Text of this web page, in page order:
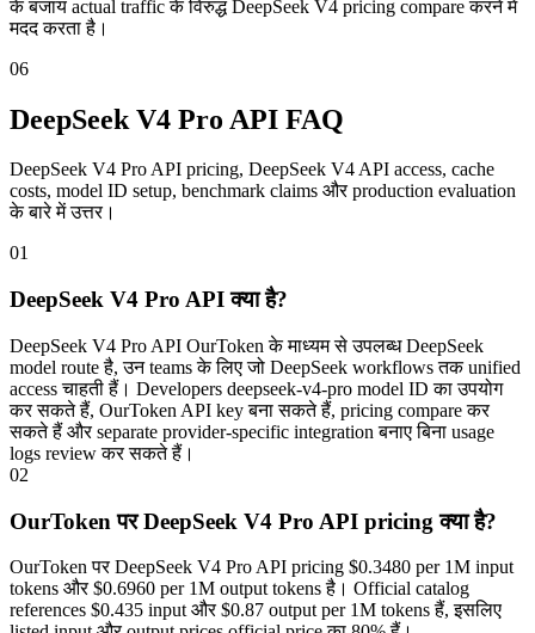
के बजाय actual traffic के विरुद्ध DeepSeek V4 pricing compare करने में
मदद करता है।
06
DeepSeek V4 Pro API FAQ
DeepSeek V4 Pro API pricing, DeepSeek V4 API access, cache
costs, model ID setup, benchmark claims और production evaluation
के बारे में उत्तर।
01
DeepSeek V4 Pro API क्या है?
DeepSeek V4 Pro API OurToken के माध्यम से उपलब्ध DeepSeek
model route है, उन teams के लिए जो DeepSeek workflows तक unified
access चाहती हैं। Developers deepseek-v4-pro model ID का उपयोग
कर सकते हैं, OurToken API key बना सकते हैं, pricing compare कर
सकते हैं और separate provider-specific integration बनाए बिना usage
logs review कर सकते हैं।
02
OurToken पर DeepSeek V4 Pro API pricing क्या है?
OurToken पर DeepSeek V4 Pro API pricing $0.3480 per 1M input
tokens और $0.6960 per 1M output tokens है। Official catalog
references $0.435 input और $0.87 output per 1M tokens हैं, इसलिए